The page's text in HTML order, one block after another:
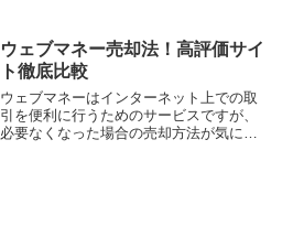
ウェブマネー売却法！高評価サイ
ト徹底比較
ウェブマネーはインターネット上での取
引を便利に行うためのサービスですが、
必要なくなった場合の売却方法が気にな